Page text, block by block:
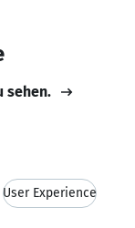
sehen.
User Experience